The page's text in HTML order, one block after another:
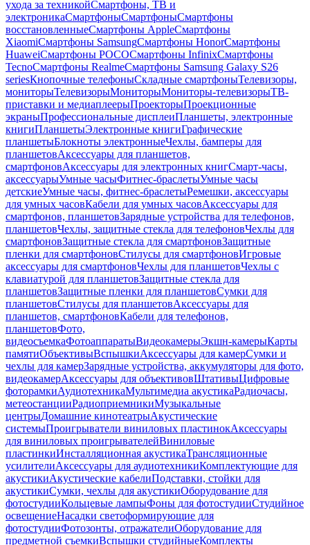
ухода за техникойСмартфоны, ТВ и
электроникаСмартфоныСмартфоныСмартфоны
восстановленныеСмартфоны AppleСмартфоны
XiaomiСмартфоны SamsungСмартфоны HonorСмартфоны
HuaweiСмартфоны POCOСмартфоны InfinixСмартфоны
TecnoСмартфоны RealmeСмартфоны Samsung Galaxy S26
seriesКнопочные телефоныСкладные смартфоныТелевизоры,
мониторыТелевизорыМониторыМониторы-телевизорыТВ-
приставки и медиаплеерыПроекторыПроекционные
экраныПрофессиональные дисплеиПланшеты, электронные
книгиПланшетыЭлектронные книгиГрафические
планшетыБлокноты электронныеЧехлы, бамперы для
планшетовАксессуары для планшетов,
смартфоновАксессуары для электронных книгСмарт-часы,
аксессуарыУмные часыФитнес-браслетыУмные часы
детскиеУмные часы, фитнес-браслетыРемешки, аксессуары
для умных часовКабели для умных часовАксессуары для
смартфонов, планшетовЗарядные устройства для телефонов,
планшетовЧехлы, защитные стекла для телефоновЧехлы для
смартфоновЗащитные стекла для смартфоновЗащитные
пленки для смартфоновСтилусы для смартфоновИгровые
аксессуары для смартфоновЧехлы для планшетовЧехлы с
клавиатурой для планшетовЗащитные стекла для
планшетовЗащитные пленки для планшетовСумки для
планшетовСтилусы для планшетовАксессуары для
планшетов, смартфоновКабели для телефонов,
планшетовФото,
видеосъемкаФотоаппаратыВидеокамерыЭкшн-камерыКарты
памятиОбъективыВспышкиАксессуары для камерСумки и
чехлы для камерЗарядные устройства, аккумуляторы для фото,
видеокамерАксессуары для объективовШтативыЦифровые
фоторамкиАудиотехникаМультимедиа акустикаРадиочасы,
метеостанцииРадиоприемникиМузыкальные
центрыДомашние кинотеатрыАкустические
системыПроигрыватели виниловых пластинокАксессуары
для виниловых проигрывателейВиниловые
пластинкиИнсталляционная акустикаТрансляционные
усилителиАксессуары для аудиотехникиКомплектующие для
акустикиАкустические кабелиПодставки, стойки для
акустикиСумки, чехлы для акустикиОборудование для
фотостудииКольцевые лампыФоны для фотостудииСтудийное
освещениеНасадки светоформирующие для
фотостудииФотозонты, отражателиОборудование для
предметной съемкиВспышки студийныеКомплекты